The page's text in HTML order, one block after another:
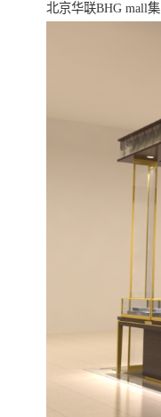
北京华联BHG mall